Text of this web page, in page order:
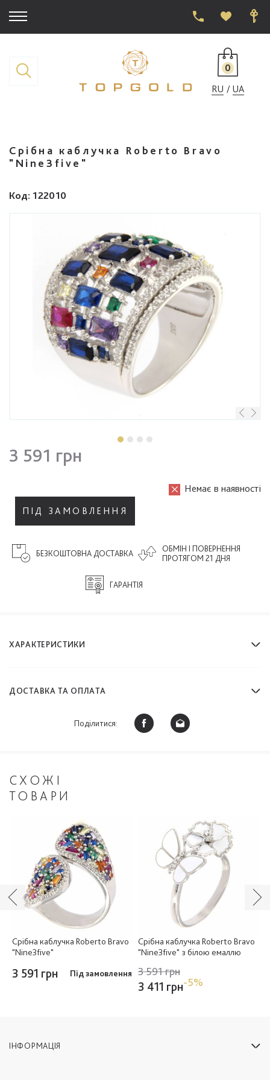
0
RU
UA
Срібна каблучка Roberto Bravo
"Nine3five"
Код: 122010
3 591 грн
Немає в наявності
ПІД ЗАМОВЛЕННЯ
ОБМІН І ПОВЕРНЕННЯ
ПРОТЯГОМ 21 ДНЯ
ГАРАНТІЯ
БЕЗКОШТОВНА ДОСТАВКА
ХАРАКТЕРИСТИКИ
ДОСТАВКА ТА ОПЛАТА
Поділитися:
СХОЖІ
ТОВАРИ
Срібна каблучка Roberto Bravo
"Nine3five"
3 591 грн Під замовлення
Срібна каблучка Roberto Bravo
"Nine3five" з білою емаллю
3 591 грн
3 411 грн-5%
ІНФОРМАЦІЯ